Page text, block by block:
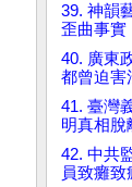
39. 神韻
歪曲事實
40. 廣東
都曾迫害
41. 臺灣
明真相脫
42. 中共
員致癱致